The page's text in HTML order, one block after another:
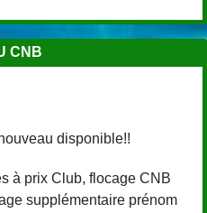
CNB
disponible!!
à prix Club, flocage CNB
supplémentaire prénom